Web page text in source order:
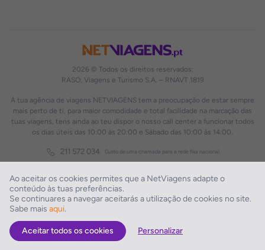
Ao aceitar os cookies permites que a NetViagens adapte o
conteúdo às tuas preferências.
Se continuares a navegar aceitarás a utilização de cookies no site.
Sabe mais aqui.
Aceitar todos os cookies Personalizar
2026 © Todos os direitos reservados:
RASO, Viagens e Turismo S.A. – RNAVT 1819
A tua agência de viagens NETVIAGENS tem a preocupação de estar sempre
mais perto de ti, para maior comodidade e total facilidade na marcação das
tuas viagens, tens ainda ao teu dispor o nosso call center a funcionar todos
os dias úteis das 10:00 às 20:00 e Sábado das 10:00 às 14:00.
211 572 034 Custo de uma chamada para a rede fixa nacional